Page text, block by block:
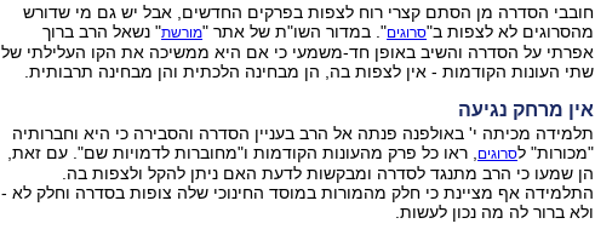
חובבי הסדרה מן הסתם קצרי רוח לצפות בפרקים החדשים, אבל יש גם מי שדורש
מהסרוגים לא לצפות ב"סרוגים". במדור השו"ת של אתר "מורשת" נשאל הרב ברוך
אפרתי על הסדרה והשיב באופן חד-משמעי כי אם היא ממשיכה את הקו העלילתי של
שתי העונות הקודמות - אין לצפות בה, הן מבחינה הלכתית והן מבחינה תרבותית.
אין מרחק נגיעה
תלמידה מכיתה י' באולפנה פנתה אל הרב בעניין הסדרה והסבירה כי היא וחברותיה
"מכורות" לסרוגים, ראו כל פרק מהעונות הקודמות ו"מחוברות לדמויות שם". עם זאת,
הן שמעו כי הרב מתנגד לסדרה ומבקשות לדעת האם ניתן להקל ולצפות בה.
התלמידה אף מציינת כי חלק מהמורות במוסד החינוכי שלה צופות בסדרה וחלק לא -
ולא ברור לה מה נכון לעשות.